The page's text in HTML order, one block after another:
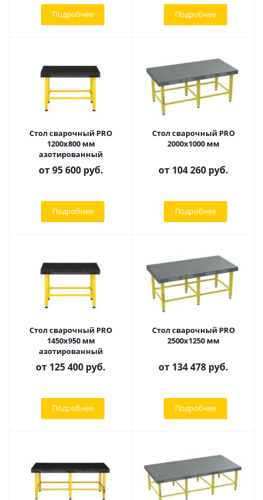
Подробнее Подробнее
Стол сварочный PRO
1200х800 мм
азотированный
от95 600 руб.
Подробнее
Стол сварочный PRO
2000х1000 мм
от 104 260 руб.
Подробнее
Стол сварочный PRO
1450х950 мм
азотированный
от 125 400 руб.
Подробнее
Стол сварочный PRO
2500х1250 мм
от 134 478 руб.
Подробнее